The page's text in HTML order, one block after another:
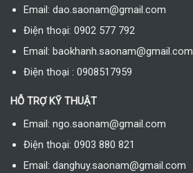
Email: dao.saonam@gmail.com
Điện thoại: 0902 577 792
Email: baokhanh.saonam@gmail.com
Điện thoại : 0908517959
HỖ TRỢ KỸ THUẬT
Email: ngo.saonam@gmail.com
Điện thoại: 0903 880 821
Email: danghuy.saonam@gmail.com